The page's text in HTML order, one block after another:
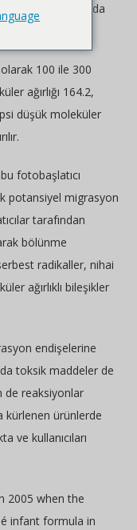
toksisitesi hakkında
olarak 100 ile 300
ağırlığı 164.2,
düşük moleküler
fotobaşlatıcı
potansiyel migrasyon
tarafından
bölünme
radikaller, nihai
ağırlıklı bileşikler
endişelerine
toksik maddeler de
de reaksiyonlar
kürlenen ürünlerde
ve kullanıcıları
2005 when the
infant formula in